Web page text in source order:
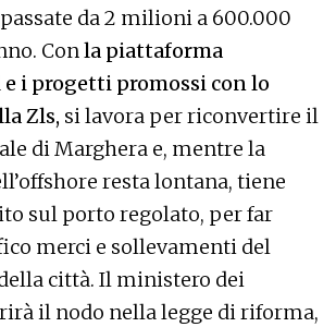
da 2 milioni a 600.000
Conla piattaforma
i progetti promossi con lo
Zls, si lavora per riconvertire il
di Marghera e, mentre la
resta lontana, tiene
sul porto regolato, per far
merci e sollevamenti del
città. Il ministero dei
il nodo nella legge di riforma,